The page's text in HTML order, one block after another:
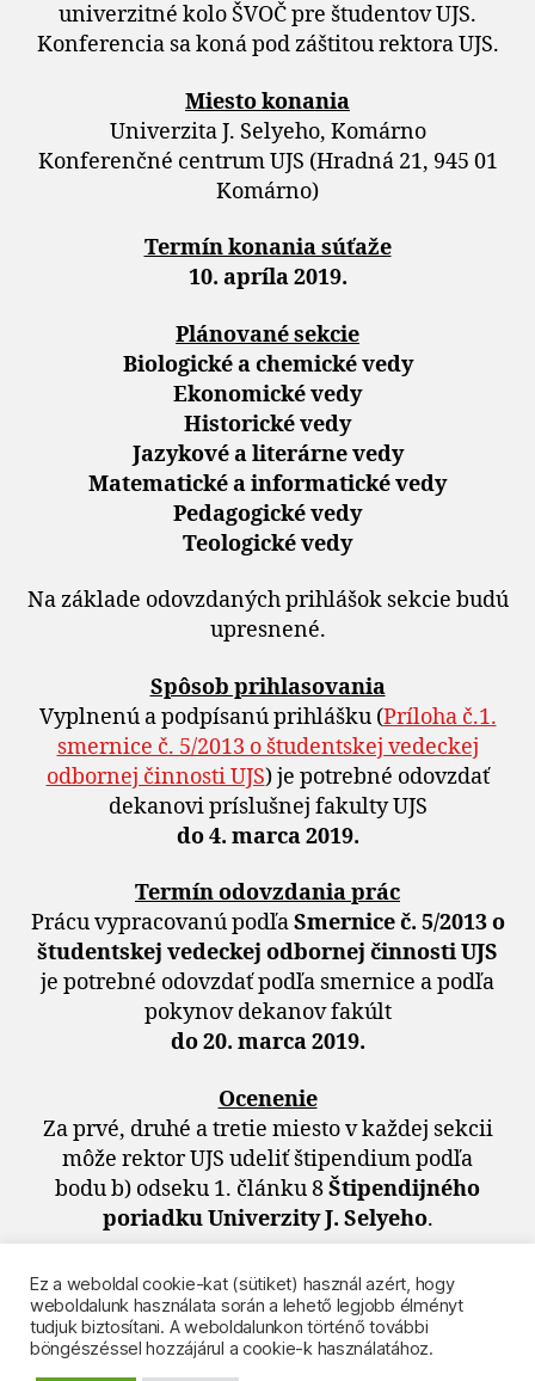
univerzitné kolo ŠVOČ pre študentov UJS.
Konferencia sa koná pod záštitou rektora UJS.
Miesto konania
Univerzita J. Selyeho, Komárno
Konferenčné centrum UJS (Hradná 21, 945 01
Komárno)
Termín konania súťaže
10. apríla 2019.
Plánované sekcie
Biologické a chemické vedy
Ekonomické vedy
Historické vedy
Jazykové a literárne vedy
Matematické a informatické vedy
Pedagogické vedy
Teologické vedy
Na základe odovzdaných prihlášok sekcie budú
upresnené.
Spôsob prihlasovania
Vyplnenú a podpísanú prihlášku (Príloha č.1.
smernice č. 5/2013 o študentskej vedeckej
odbornej činnosti UJS) je potrebné odovzdať
dekanovi príslušnej fakulty UJS
do 4. marca 2019.
Termín odovzdania prác
Prácu vypracovanú podľaSmernice č. 5/2013 o
študentskej vedeckej odbornej činnosti UJS
je potrebné odovzdať podľa smernice a podľa
pokynov dekanov fakúlt
do 20. marca 2019.
Ocenenie
Za prvé, druhé a tretie miesto v každej sekcii
môže rektor UJS udeliť štipendium podľa
bodu b) odseku 1. článku 8Štipendijného
poriadku Univerzity J. Selyeho.
Ez a weboldal cookie-kat (sütiket) használ azért, hogy
weboldalunk használata során a lehető legjobb élményt
tudjuk biztosítani. A weboldalunkon történő további
böngészéssel hozzájárul a cookie-k használatához.